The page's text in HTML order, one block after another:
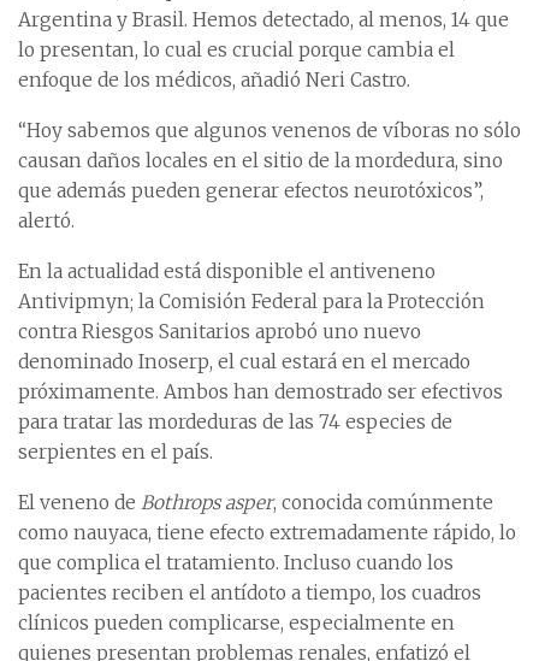
Argentina y Brasil. Hemos detectado, al menos, 14 que
lo presentan, lo cual es crucial porque cambia el
enfoque de los médicos, añadió Neri Castro.
“Hoy sabemos que algunos venenos de víboras no sólo
causan daños locales en el sitio de la mordedura, sino
que además pueden generar efectos neurotóxicos”,
alertó.
En la actualidad está disponible el antiveneno
Antivipmyn; la Comisión Federal para la Protección
contra Riesgos Sanitarios aprobó uno nuevo
denominado Inoserp, el cual estará en el mercado
próximamente. Ambos han demostrado ser efectivos
para tratar las mordeduras de las 74 especies de
serpientes en el país.
El veneno de Bothrops asper, conocida comúnmente
como nauyaca, tiene efecto extremadamente rápido, lo
que complica el tratamiento. Incluso cuando los
pacientes reciben el antídoto a tiempo, los cuadros
clínicos pueden complicarse, especialmente en
quienes presentan problemas renales, enfatizó el